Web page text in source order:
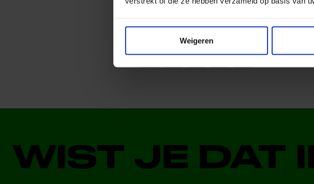
Weigeren
Deel dit bericht op social media!
WIST JE DAT